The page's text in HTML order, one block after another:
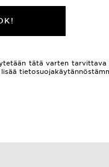
tätä varten